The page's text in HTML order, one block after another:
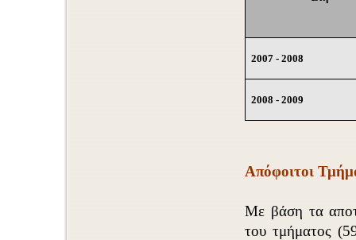
2007 - 2008
2008 - 2009
Απόφοιτοι
Με βάση τα
του τμήματος